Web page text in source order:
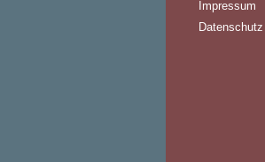
Impressum
Datenschutz